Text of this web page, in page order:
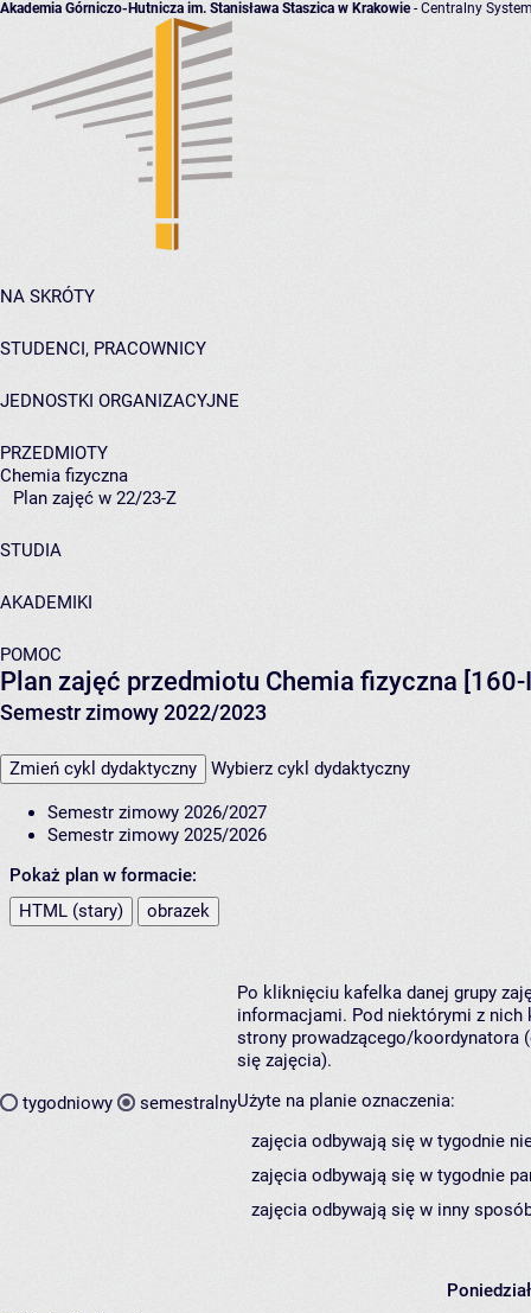
Akademia Górniczo-Hutnicza im. Stanisława Staszica w Krakowie- Centralny
NA SKRÓTY
STUDENCI, PRACOWNICY
JEDNOSTKI ORGANIZACYJNE
PRZEDMIOTY
Chemia fizyczna
Plan zajęć w 22/23-Z
STUDIA
AKADEMIKI
POMOC
Plan zajęć przedmiotu Chemia fizyczna
Semestr zimowy 2022/2023
Zmień cykl dydaktyczny Wybierz cykl dydaktyczny
Semestr zimowy 2026/2027
Semestr zimowy 2025/2026
Pokaż plan w formacie:
HTML (stary)
obrazek
tygodniowy semestralny
Po kliknięciu kafelka danej grupy
informacjami. Pod niektórymi z nich
strony prowadzącego/koordynatora
się zajęcia).
Użyte na planie oznaczenia:
zajęcia odbywają się w tygodnie
zajęcia odbywają się w tygodnie
zajęcia odbywają się w inny